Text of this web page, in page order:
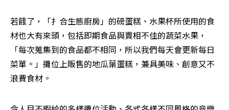
若餓了，「扌合生態廚房」的磅蛋糕、水果杯所使用的食
材也大有來頭，包括即期食品與賣相不佳的蔬菜水果，
「每次蒐集到的食品都不相同，所以我們每天會更新每日
菜單。」攤位上販售的地瓜葉蛋糕，兼具美味、創意又不
浪費食材。